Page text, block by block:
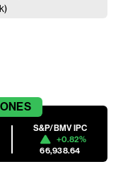
S&P/BMV IPC
+0.82%
66,938.64